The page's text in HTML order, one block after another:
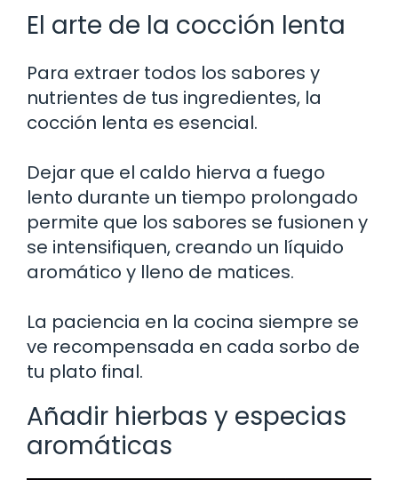
El arte de la cocción lenta
Para extraer todos los sabores y
nutrientes de tus ingredientes, la
cocción lenta es esencial.
Dejar que el caldo hierva a fuego
lento durante un tiempo prolongado
permite que los sabores se fusionen y
se intensifiquen, creando un líquido
aromático y lleno de matices.
La paciencia en la cocina siempre se
ve recompensada en cada sorbo de
tu plato final.
Añadir hierbas y especias
aromáticas